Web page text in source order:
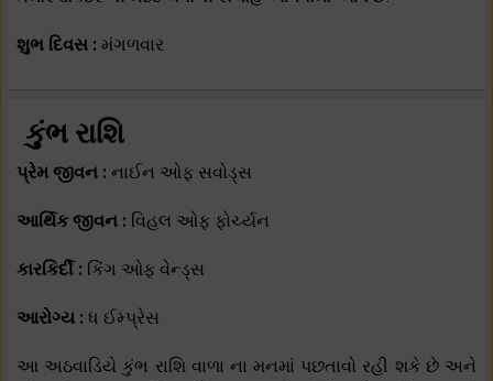
શુભ દિવસ : મંગળવાર
કુંભ રાશિ
પ્રેમ જીવન : નાઈન ઓફ સવોડ્સ
આર્થિક જીવન : વિહલ ઓફ ફોર્ચ્યન
કારકિર્દી : કિંગ ઓફ વેન્ડ્સ
આરોગ્ય : ધ ઈમ્પ્રેસ
આ અઠવાડિયે કુંભ રાશિ વાળા ના મનમાં પછતાવો રહી શકે છે અને